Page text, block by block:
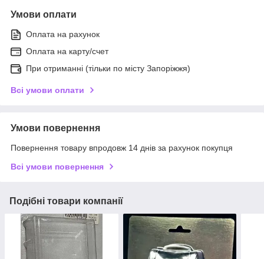
Умови оплати
Оплата на рахунок
Оплата на карту/счет
При отриманні (тільки по місту Запоріжжя)
Всі умови оплати
Умови повернення
Повернення товару впродовж 14 днів за рахунок покупця
Всі умови повернення
Подібні товари компанії